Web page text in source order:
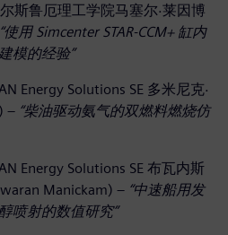
尔斯鲁厄理工学院马塞尔·莱因博
“使用 Simcenter STAR-CCM+ 缸内
模的经验”
Energy Solutions SE 多米尼克·
– “柴油驱动氨气的双燃料燃烧仿
Energy Solutions SE 布瓦内斯
Manickam) – “中速船用发
喷射的数值研究”